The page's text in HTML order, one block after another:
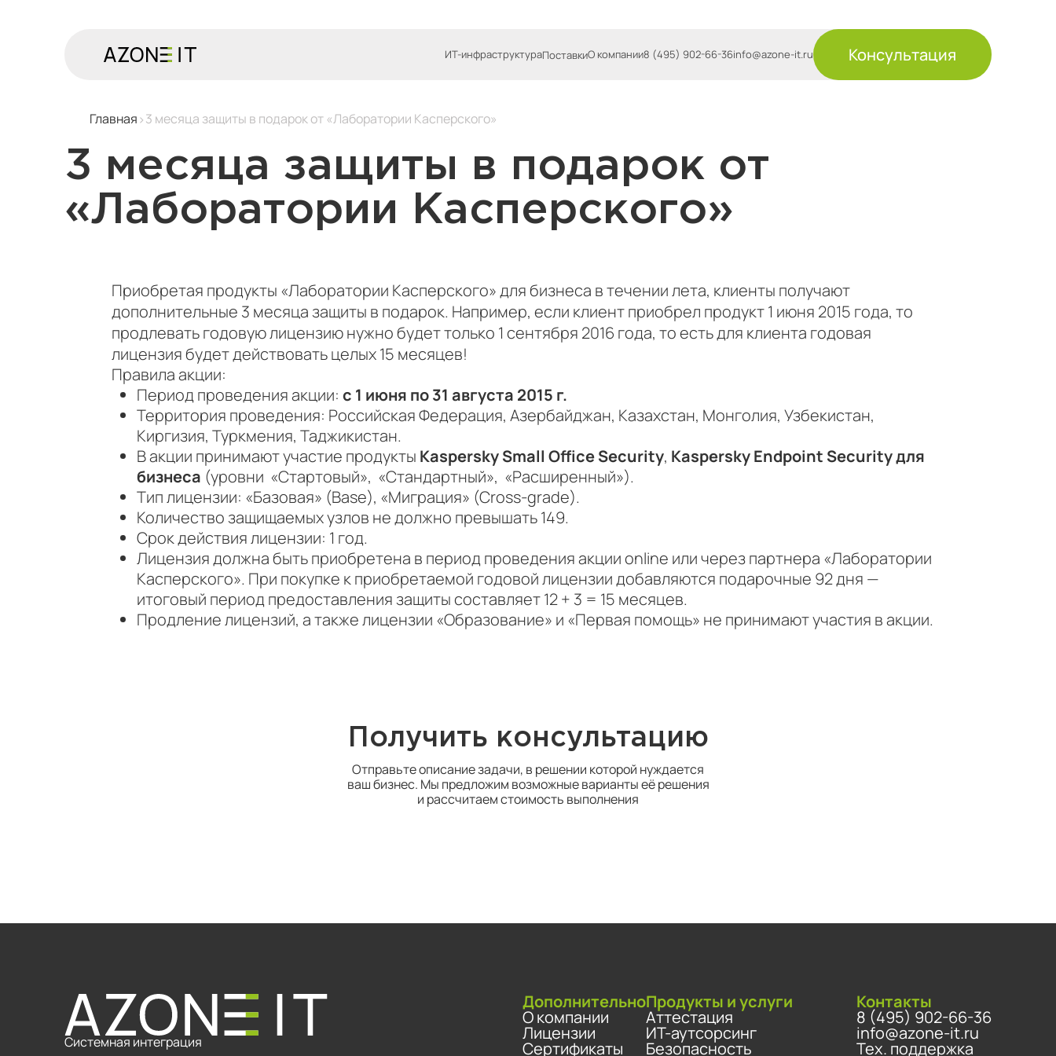
ИТ-инфраструктураПоставкиО компании8 (495) 902-66-36info@azone-it.ru Консультация
Главная 3 месяца защиты в подарок от «Лаборатории Касперского»
3 месяца защиты в подарок от
«Лаборатории Касперского»
Приобретая продукты «Лаборатории Касперского» для бизнеса в течении лета, клиенты получают
дополнительные 3 месяца защиты в подарок. Например, если клиент приобрел продукт 1 июня 2015 года, то
продлевать годовую лицензию нужно будет только 1 сентября 2016 года, то есть для клиента годовая
лицензия будет действовать целых 15 месяцев!
Правила акции:
Период проведения акции: с 1 июня по 31 августа 2015 г.
Территория проведения: Российская Федерация, Азербайджан, Казахстан, Монголия, Узбекистан,
Киргизия, Туркмения, Таджикистан.
В акции принимают участие продукты Kaspersky Small Office Security, Kaspersky Endpoint Security для
бизнеса (уровни «Стартовый», «Стандартный», «Расширенный»).
Тип лицензии: «Базовая» (Base), «Миграция» (Cross-grade).
Количество защищаемых узлов не должно превышать 149.
Срок действия лицензии: 1 год.
Лицензия должна быть приобретена в период проведения акции online или через партнера «Лаборатории
Касперского». При покупке к приобретаемой годовой лицензии добавляются подарочные 92 дня —
итоговый период предоставления защиты составляет 12 + 3 = 15 месяцев.
Продление лицензий, а также лицензии «Образование» и «Первая помощь» не принимают участия в акции.
Получить консультацию
Отправьте описание задачи, в решении которой нуждается
ваш бизнес. Мы предложим возможные варианты её решения
и рассчитаем стоимость выполнения
Системная интеграция
Дополнительно
О компании
Лицензии
Сертификаты
Продукты и услуги
Аттестация
ИТ-аутсорсинг
Безопасность
Контакты
8 (495) 902-66-36
info@azone-it.ru
Тех. поддержка